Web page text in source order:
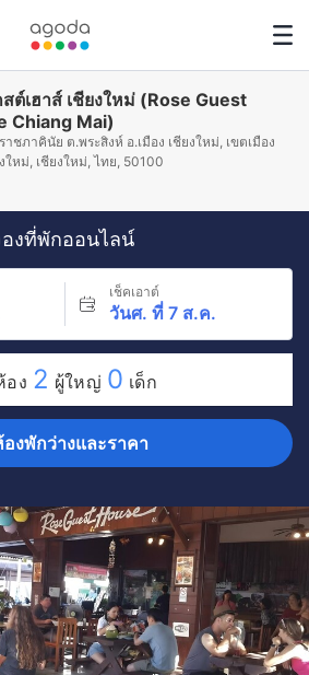
สต์เฮาส์ เชียงใหม่ (Rose Guest
Chiang Mai)
าชภาคินัย ต.พระสิงห์ อ.เมือง เชียงใหม่, เขตเมือง
งใหม่, เชียงใหม่, ไทย, 50100
งที่พักออนไลน์
เช็คเอาต์
วันศ. ที่ 7 ส.ค.
อง 2 ผู้ใหญ่ 0 เด็ก
งพักว่างและราคา